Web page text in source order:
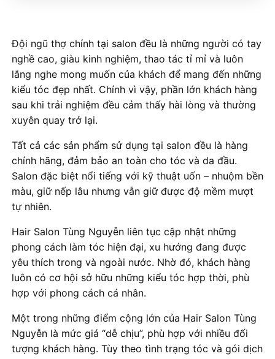
Đội ngũ thợ chính tại salon đều là những người có tay
nghề cao, giàu kinh nghiệm, thao tác tỉ mỉ và luôn
lắng nghe mong muốn của khách để mang đến những
kiểu tóc đẹp nhất. Chính vì vậy, phần lớn khách hàng
sau khi trải nghiệm đều cảm thấy hài lòng và thường
xuyên quay trở lại.
Tất cả các sản phẩm sử dụng tại salon đều là hàng
chính hãng, đảm bảo an toàn cho tóc và da đầu.
Salon đặc biệt nổi tiếng với kỹ thuật uốn – nhuộm bền
màu, giữ nếp lâu nhưng vẫn giữ được độ mềm mượt
tự nhiên.
Hair Salon Tùng Nguyễn liên tục cập nhật những
phong cách làm tóc hiện đại, xu hướng đang được
yêu thích trong và ngoài nước. Nhờ đó, khách hàng
luôn có cơ hội sở hữu những kiểu tóc hợp thời, phù
hợp với phong cách cá nhân.
Một trong những điểm cộng lớn của Hair Salon Tùng
Nguyễn là mức giá “dễ chịu”, phù hợp với nhiều đối
tượng khách hàng. Tùy theo tình trạng tóc và gói dịch